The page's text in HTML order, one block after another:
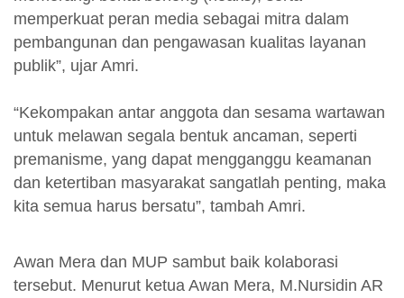
memperkuat peran media sebagai mitra dalam
pembangunan dan pengawasan kualitas layanan
publik”, ujar Amri.
“Kekompakan antar anggota dan sesama wartawan
untuk melawan segala bentuk ancaman, seperti
premanisme, yang dapat mengganggu keamanan
dan ketertiban masyarakat sangatlah penting, maka
kita semua harus bersatu”, tambah Amri.
Awan Mera dan MUP sambut baik kolaborasi
tersebut. Menurut ketua Awan Mera, M.Nursidin AR